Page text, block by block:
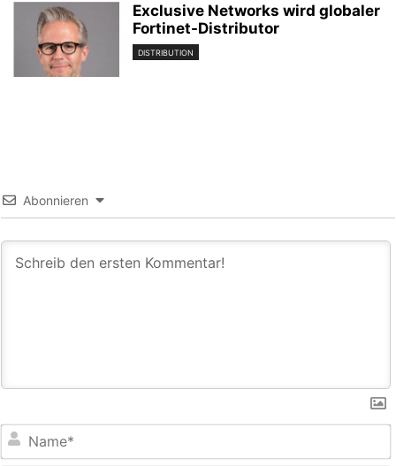
Exclusive Networks wird globaler
Fortinet-Distributor
DISTRIBUTION
Abonnieren